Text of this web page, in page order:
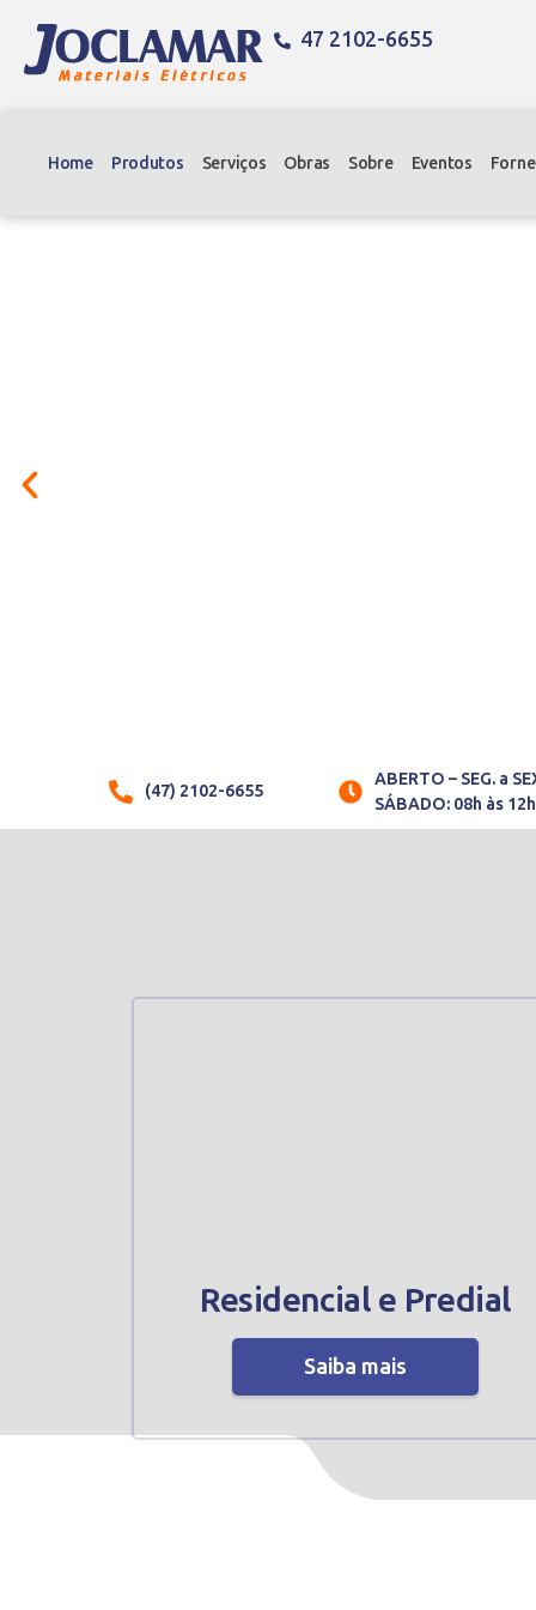
47 2102-6655
Home Produtos Serviços Obras Sobre Eventos
(47) 2102-6655
ABERTO – SEG. a
SÁBADO: 08h às 12h
Residencial e Predial
Saiba mais